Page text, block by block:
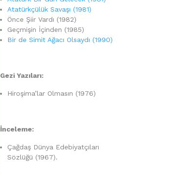
Atatürkçülük Savaşı (1981)
Önce Şiir Vardı (1982)
Geçmişin İçinden (1985)
Bir de Simit Ağacı Olsaydı (1990)
Gezi Yazıları:
Hiroşima’lar Olmasın (1976)
İnceleme:
Çağdaş Dünya Edebiyatçıları
Sözlüğü (1967).